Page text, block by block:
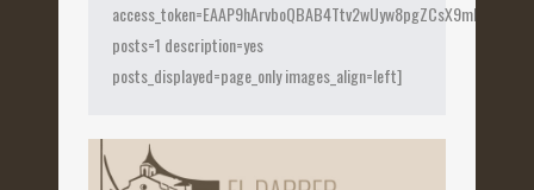
posts=1 description=yes
posts_displayed=page_only images_align=left]